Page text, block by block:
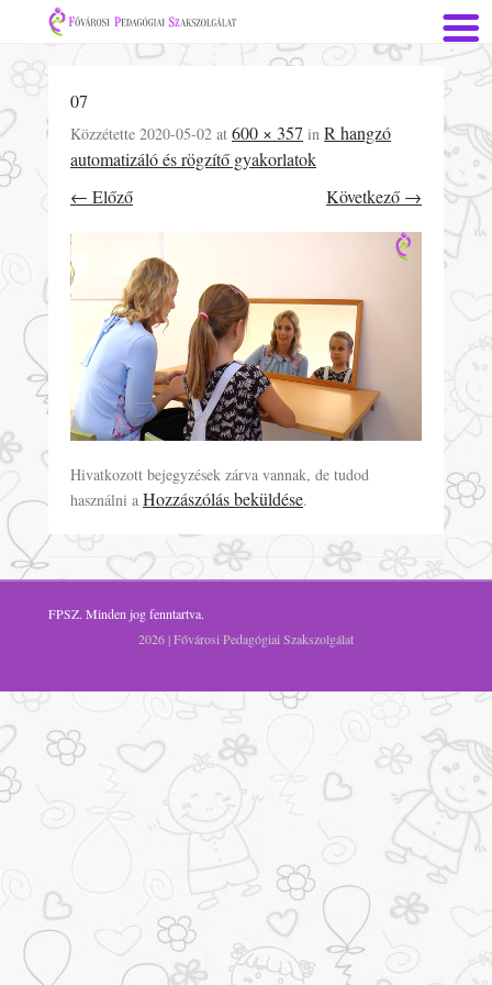
07
Közzétette 2020-05-02 at 600 × 357 in R hangzó
automatizáló és rögzítő gyakorlatok
← Előző
Következő →
Hivatkozott bejegyzések zárva vannak, de tudod
használni a Hozzászólás beküldése.
FPSZ. Minden jog fenntartva.
2026 | Fővárosi Pedagógiai Szakszolgálat